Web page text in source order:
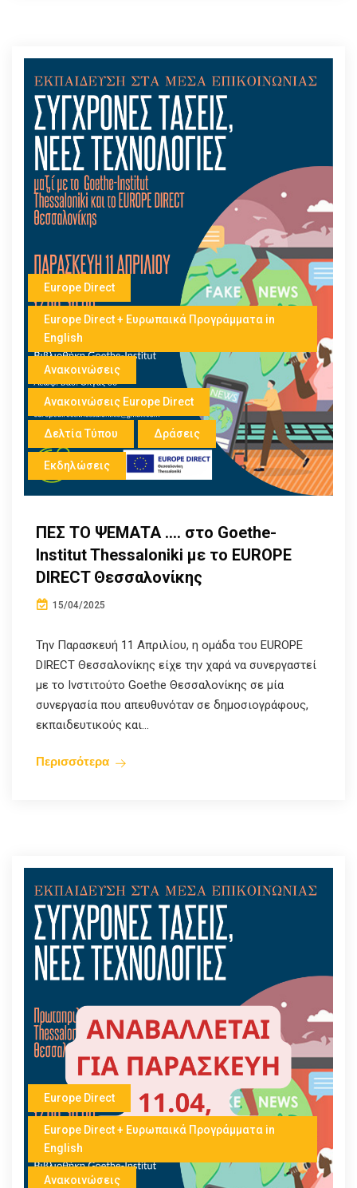
Europe Direct
Europe Direct + Ευρωπαικά Προγράμματα in
English
Ανακοινώσεις
Ανακοινώσεις Europe Direct
Δελτία Τύπου Δράσεις
Εκδηλώσεις
ΠΕΣ ΤΟ ΨΕΜΑΤΑ …. στο Goethe-
Institut Thessaloniki με το EUROPE
DIRECT Θεσσαλονίκης
15/04/2025
Την Παρασκευή 11 Απριλίου, η ομάδα του EUROPE
DIRECT Θεσσαλονίκης είχε την χαρά να συνεργαστεί
με το Ινστιτούτο Goethe Θεσσαλονίκης σε μία
συνεργασία που απευθυνόταν σε δημοσιογράφους,
εκπαιδευτικούς και...
Περισσότερα
Europe Direct
Europe Direct + Ευρωπαικά Προγράμματα in
English
Ανακοινώσεις